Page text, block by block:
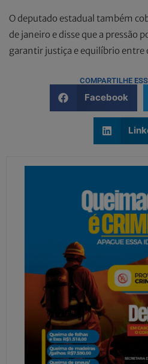
O deputado estadual também
de janeiro e disse que a pressão
garantir justiça e equilíbrio entre
COMPARTILHE
Facebook